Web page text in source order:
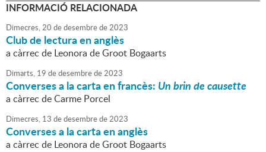
INFORMACIÓ RELACIONADA
Dimecres,20 dedesembrede2023
Club de lectura en anglès
a càrrec de Leonora de Groot Bogaarts
Dimarts, 19 dedesembrede2023
Converses a la carta en francès: Un brin de causette
a càrrec de Carme Porcel
Dimecres, 13 dedesembrede2023
Converses a la carta en anglès
a càrrec de Leonora de Groot Bogaarts